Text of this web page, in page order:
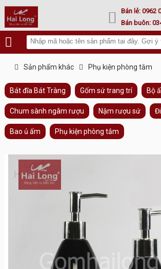
Lư hoá vàng Bán lẻ:0962
Bán buôn:
Sản phẩm khác Phụ kiện phòng tắm
Bát đĩa Bát Tràng Gốm sứ trang trí Bộ
Chum sành ngâm rượu Nậm rượu sứ
Bao ủ ấm Phụ kiện phòng tắm